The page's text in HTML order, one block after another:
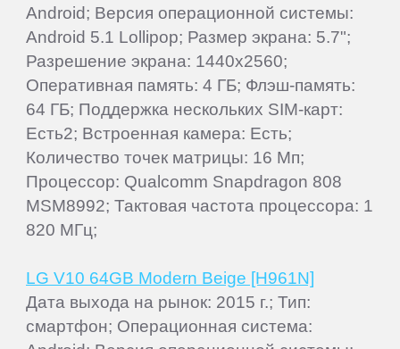
Android; Версия операционной системы:
Android 5.1 Lollipop; Размер экрана: 5.7";
Разрешение экрана: 1440x2560;
Оперативная память: 4 ГБ; Флэш-память:
64 ГБ; Поддержка нескольких SIM-карт:
Есть2; Встроенная камера: Есть;
Количество точек матрицы: 16 Мп;
Процессор: Qualcomm Snapdragon 808
MSM8992; Тактовая частота процессора: 1
820 МГц;
LG V10 64GB Modern Beige [H961N]
Дата выхода на рынок: 2015 г.; Тип:
смартфон; Операционная система: